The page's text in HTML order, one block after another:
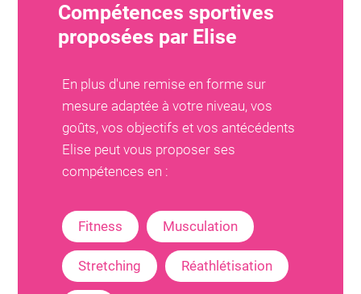
Compétences sportives
proposées par Elise
En plus d'une remise en forme sur
mesure adaptée à votre niveau, vos
goûts, vos objectifs et vos antécédents
Elise peut vous proposer ses
compétences en :
Fitness Musculation
Stretching Réathlétisation